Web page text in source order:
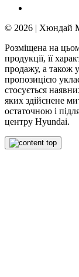
© 2026 | Хюндай
Розміщена на
продукції, її
продажу, а також
пропозицією
стосується
яких здійснене
остаточною і
центру Hyundai.